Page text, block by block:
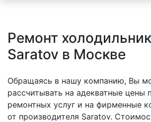
Ремонт
Saratov в Москве
Обращаясь в нашу компанию, Вы
рассчитывать на адекватные цены
ремонтных услуг и на фирменные
от производителя Saratov.